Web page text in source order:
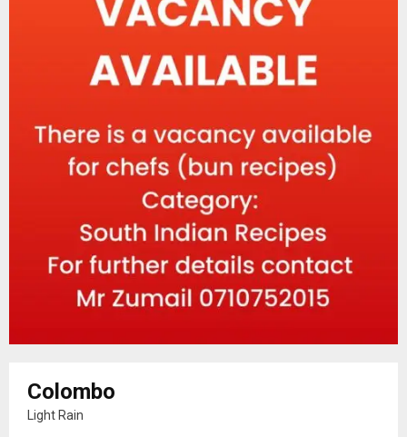
Colombo
Light Rain